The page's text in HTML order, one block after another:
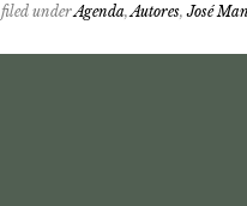
filed underAgenda,Autores,José